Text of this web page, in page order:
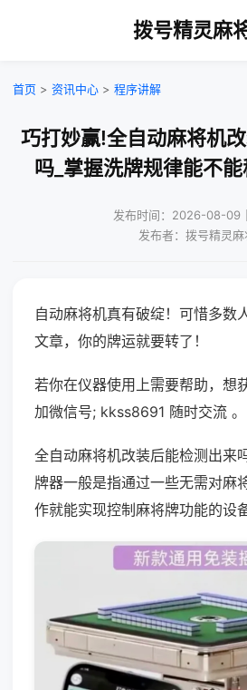
拨号精灵麻
首页 > 资讯中心 > 程序讲解
巧打妙赢!全自动麻将机
吗_掌握洗牌规律能不
发布时间：2026-08-09
发布者：拨号精灵麻
自动麻将机真有破绽！可惜多数
文章，你的牌运就要转了！
若你在仪器使用上需要帮助，想
加微信号; kkss8691 随时交流 。
全自动麻将机改装后能检测出来
牌器一般是指通过一些无需对麻
作就能实现控制麻将牌功能的设